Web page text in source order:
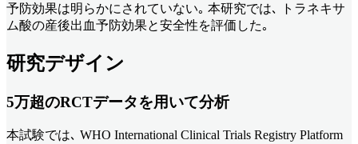
予防効果は明らかにされていない｡ 本研究では､ トラネキサ
ム酸の産後出血予防効果と安全性を評価した｡
研究デザイン
5万超のRCTデータを用いて分析
本試験では､ WHO International Clinical Trials Registry Platform